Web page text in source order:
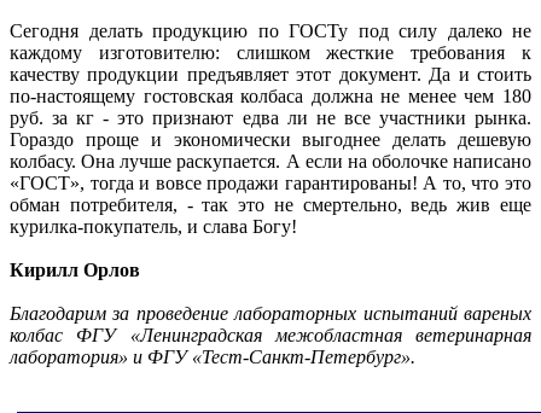
Сегодня делать продукцию по ГОСТу под силу далеко не
каждому изготовителю: слишком жесткие требования к
качеству продукции предъявляет этот документ. Да и стоить
по-настоящему гостовская колбаса должна не менее чем 180
руб. за кг - это признают едва ли не все участники рынка.
Гораздо проще и экономически выгоднее делать дешевую
колбасу. Она лучше раскупается. А если на оболочке написано
«ГОСТ», тогда и вовсе продажи гарантированы! А то, что это
обман потребителя, - так это не смертельно, ведь жив еще
курилка-покупатель, и слава Богу!
Кирилл Орлов
Благодарим за проведение лабораторных испытаний вареных
колбас ФГУ «Ленинградская межобластная ветеринарная
лаборатория» и ФГУ «Тест-Санкт-Петербург».